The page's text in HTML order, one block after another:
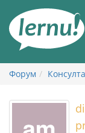
съдържанието
Форум